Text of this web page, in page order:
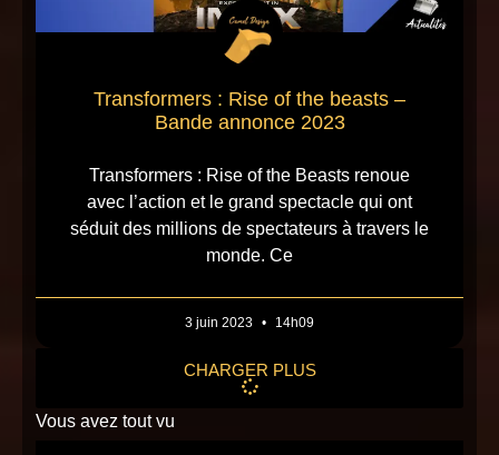
Transformers : Rise of the beasts –
Bande annonce 2023
Transformers : Rise of the Beasts renoue
avec l’action et le grand spectacle qui ont
séduit des millions de spectateurs à travers le
monde. Ce
3 juin 2023 14h09
CHARGER PLUS
Vous avez tout vu